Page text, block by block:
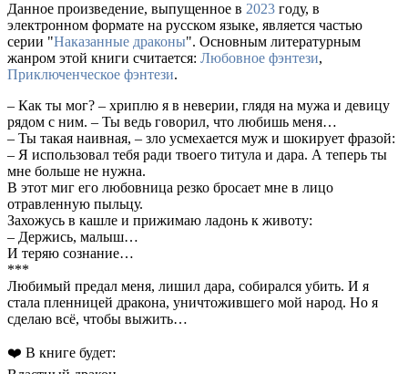
Данное произведение, выпущенное в 2023 году, в
электронном формате на русском языке, является частью
серии "Наказанные драконы". Основным литературным
жанром этой книги считается: Любовное фэнтези,
Приключенческое фэнтези.
– Как ты мог? – хриплю я в неверии, глядя на мужа и девицу
рядом с ним. – Ты ведь говорил, что любишь меня…
– Ты такая наивная, – зло усмехается муж и шокирует фразой:
– Я использовал тебя ради твоего титула и дара. А теперь ты
мне больше не нужна.
В этот миг его любовница резко бросает мне в лицо
отравленную пыльцу.
Захожусь в кашле и прижимаю ладонь к животу:
– Держись, малыш…
И теряю сознание…
***
Любимый предал меня, лишил дара, собирался убить. И я
стала пленницей дракона, уничтожившего мой народ. Но я
сделаю всё, чтобы выжить…
❤️ В книге будет: